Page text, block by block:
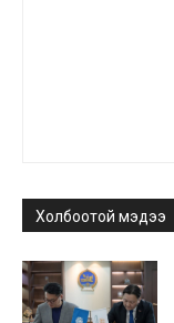
Холбоотой мэдээ